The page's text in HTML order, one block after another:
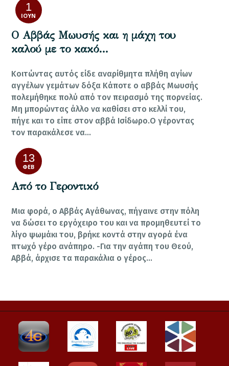
1
ΙΟΎΝ
Ο Αββάς Μωυσής και η μάχη του
καλού με το κακό…
Κοιτώντας αυτός είδε αναρίθμητα πλήθη αγίων
αγγέλων γεμάτων δόξα Κάποτε ο αββάς Μωυσής
πολεμήθηκε πολύ από τον πειρασμό της πορνείας.
Μη μπορώντας άλλο να καθίσει στο κελλί του,
πήγε και το είπε στον αββά Ισίδωρο.Ο γέροντας
τον παρακάλεσε να…
13
ΦΕΒ
Από το Γεροντικό
Mια φορά, ο Αββάς Αγάθωνας, πήγαινε στην πόλη
να δώσει το εργόχειρο του και να προμηθευτεί το
λίγο ψωμάκι του, βρήκε κοντά στην αγορά ένα
πτωχό γέρο ανάπηρο. -Για την αγάπη του Θεού,
Αββά, άρχισε τα παρακάλια ο γέρος…